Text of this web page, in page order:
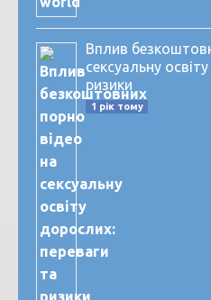
Вплив
сексуальну
ризики
1 рік тому